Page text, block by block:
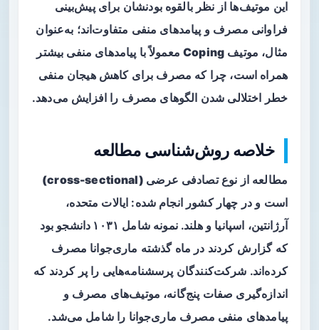
این موتیف‌ها از نظر بالقوه بودنشان برای پیش‌بینی
فراوانی مصرف و پیامدهای منفی متفاوت‌اند؛ به‌عنوان
مثال، موتیف Copingمعمولاً با پیامدهای منفی بیشتر
همراه است، چرا که مصرف برای کاهش هیجان منفی
خطر اختلالی شدن الگوهای مصرف را افزایش می‌دهد.
خلاصه روش‌شناسی مطالعه
مطالعه از نوعتصادفی عرضی (cross-sectional)
است و در چهار کشور انجام شده: ایالات متحده،
آرژانتین، اسپانیا و هلند. نمونه شامل ۱۰۳۱ دانشجو
بود
که گزارش کردند در ماه گذشته ماری‌جوانا مصرف
کرده‌اند. شرکت‌کنندگان پرسشنامه‌هایی را پر کردند که
اندازه‌گیری صفات پنج‌گانه، موتیف‌های مصرف و
پیامدهای منفی مصرف ماری‌جوانا را شامل می‌شد.